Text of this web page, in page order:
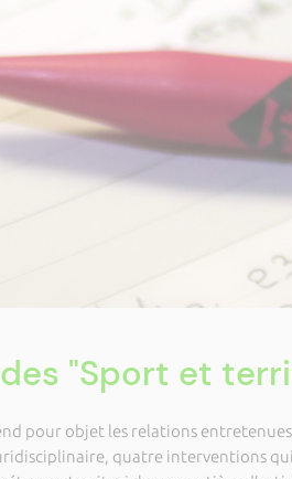
"Sport et
pour objet les relations
quatre interventions